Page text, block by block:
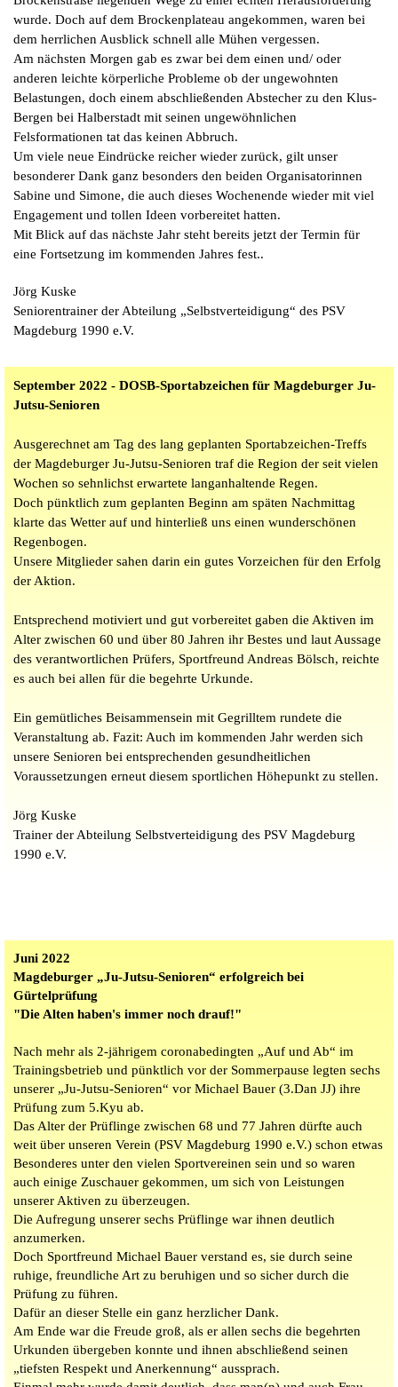
wurde. Doch auf dem Brockenplateau angekommen, waren bei
dem herrlichen Ausblick schnell alle Mühen vergessen.
Am nächsten Morgen gab es zwar bei dem einen und/ oder
anderen leichte körperliche Probleme ob der ungewohnten
Belastungen, doch einem abschließenden Abstecher zu den Klus-
Bergen bei Halberstadt mit seinen ungewöhnlichen
Felsformationen tat das keinen Abbruch.
Um viele neue Eindrücke reicher wieder zurück, gilt unser
besonderer Dank ganz besonders den beiden Organisatorinnen
Sabine und Simone, die auch dieses Wochenende wieder mit viel
Engagement und tollen Ideen vorbereitet hatten.
Mit Blick auf das nächste Jahr steht bereits jetzt der Termin für
eine Fortsetzung im kommenden Jahres fest..
Jörg Kuske
Seniorentrainer der Abteilung „Selbstverteidigung“ des PSV
Magdeburg 1990 e.V.
September 2022 - DOSB-Sportabzeichen für Magdeburger Ju-
Jutsu-Senioren
Ausgerechnet am Tag des lang geplanten Sportabzeichen-Treffs
der Magdeburger Ju-Jutsu-Senioren traf die Region der seit vielen
Wochen so sehnlichst erwartete langanhaltende Regen.
Doch pünktlich zum geplanten Beginn am späten Nachmittag
klarte das Wetter auf und hinterließ uns einen wunderschönen
Regenbogen.
Unsere Mitglieder sahen darin ein gutes Vorzeichen für den Erfolg
der Aktion.
Entsprechend motiviert und gut vorbereitet gaben die Aktiven im
Alter zwischen 60 und über 80 Jahren ihr Bestes und laut Aussage
des verantwortlichen Prüfers, Sportfreund Andreas Bölsch, reichte
es auch bei allen für die begehrte Urkunde.
Ein gemütliches Beisammensein mit Gegrilltem rundete die
Veranstaltung ab. Fazit: Auch im kommenden Jahr werden sich
unsere Senioren bei entsprechenden gesundheitlichen
Voraussetzungen erneut diesem sportlichen Höhepunkt zu stellen.
Jörg Kuske
Trainer der Abteilung Selbstverteidigung des PSV Magdeburg
1990 e.V.
Juni 2022
Magdeburger „Ju-Jutsu-Senioren“ erfolgreich bei
Gürtelprüfung
"Die Alten haben's immer noch drauf!"
Nach mehr als 2-jährigem coronabedingten „Auf und Ab“ im
Trainingsbetrieb und pünktlich vor der Sommerpause legten sechs
unserer „Ju-Jutsu-Senioren“ vor Michael Bauer (3.Dan JJ) ihre
Prüfung zum 5.Kyu ab.
Das Alter der Prüflinge zwischen 68 und 77 Jahren dürfte auch
weit über unseren Verein (PSV Magdeburg 1990 e.V.) schon etwas
Besonderes unter den vielen Sportvereinen sein und so waren
auch einige Zuschauer gekommen, um sich von Leistungen
unserer Aktiven zu überzeugen.
Die Aufregung unserer sechs Prüflinge war ihnen deutlich
anzumerken.
Doch Sportfreund Michael Bauer verstand es, sie durch seine
ruhige, freundliche Art zu beruhigen und so sicher durch die
Prüfung zu führen.
Dafür an dieser Stelle ein ganz herzlicher Dank.
Am Ende war die Freude groß, als er allen sechs die begehrten
Urkunden übergeben konnte und ihnen abschließend seinen
„tiefsten Respekt und Anerkennung“ aussprach.